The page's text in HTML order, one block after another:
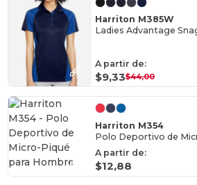
Harriton M385W
A partir de:
$9,33$44,00
Harriton M354
Polo Deportivo de
A partir de:
$12,88